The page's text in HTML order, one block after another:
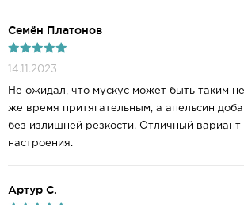
Семён Платонов
14.11.2023
Не ожидал, что мускус может быть таким
же время притягательным, а апельсин
без излишней резкости. Отличный вариант
настроения.
Артур С.